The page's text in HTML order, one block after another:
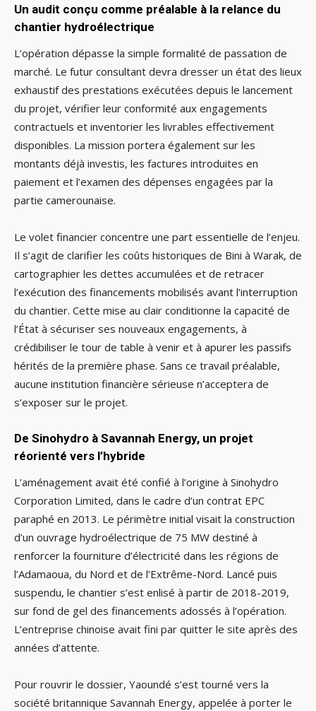
Un audit conçu comme préalable à la relance du
chantier hydroélectrique
L’opération dépasse la simple formalité de passation de
marché. Le futur consultant devra dresser un état des lieux
exhaustif des prestations exécutées depuis le lancement
du projet, vérifier leur conformité aux engagements
contractuels et inventorier les livrables effectivement
disponibles. La mission portera également sur les
montants déjà investis, les factures introduites en
paiement et l’examen des dépenses engagées par la
partie camerounaise.
Le volet financier concentre une part essentielle de l’enjeu.
Il s’agit de clarifier les coûts historiques de Bini à Warak, de
cartographier les dettes accumulées et de retracer
l’exécution des financements mobilisés avant l’interruption
du chantier. Cette mise au clair conditionne la capacité de
l’État à sécuriser ses nouveaux engagements, à
crédibiliser le tour de table à venir et à apurer les passifs
hérités de la première phase. Sans ce travail préalable,
aucune institution financière sérieuse n’acceptera de
s’exposer sur le projet.
De Sinohydro à Savannah Energy, un projet
réorienté vers l’hybride
L’aménagement avait été confié à l’origine à Sinohydro
Corporation Limited, dans le cadre d’un contrat EPC
paraphé en 2013. Le périmètre initial visait la construction
d’un ouvrage hydroélectrique de 75 MW destiné à
renforcer la fourniture d’électricité dans les régions de
l’Adamaoua, du Nord et de l’Extrême-Nord. Lancé puis
suspendu, le chantier s’est enlisé à partir de 2018-2019,
sur fond de gel des financements adossés à l’opération.
L’entreprise chinoise avait fini par quitter le site après des
années d’attente.
Pour rouvrir le dossier, Yaoundé s’est tourné vers la
société britannique Savannah Energy, appelée à porter le